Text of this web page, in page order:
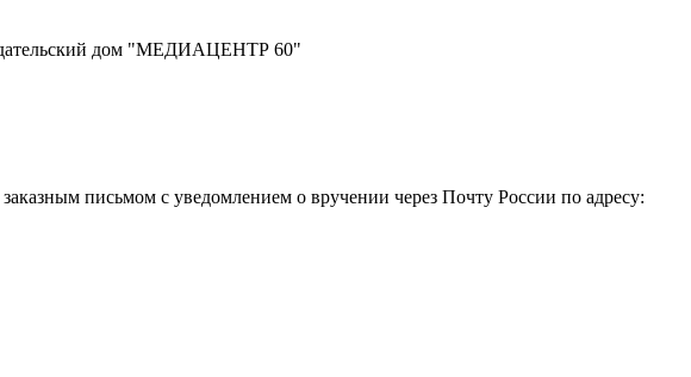
дом "МЕДИАЦЕНТР 60"
письмом с уведомлением о вручении через Почту России по адресу: